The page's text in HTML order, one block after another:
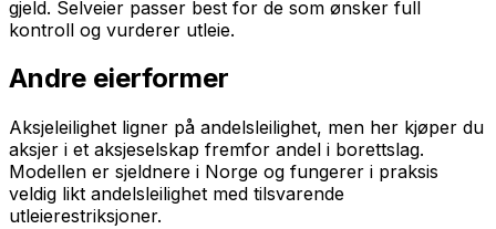
gjeld. Selveier passer best for de som ønsker full
kontroll og vurderer utleie.
Andre eierformer
Aksjeleilighet ligner på andelsleilighet, men her kjøper du
aksjer i et aksjeselskap fremfor andel i borettslag.
Modellen er sjeldnere i Norge og fungerer i praksis
veldig likt andelsleilighet med tilsvarende
utleierestriksjoner.